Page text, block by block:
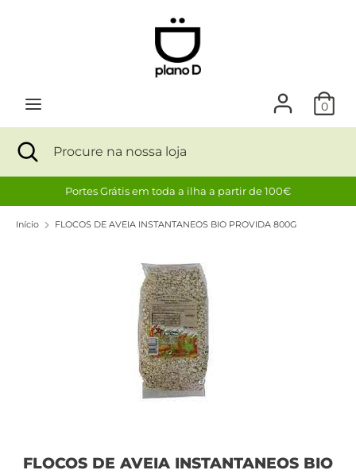
0
loja
ProcurarProcure
nossa
Fechar
Portes Grátis em toda a ilha a partir de 100€
Início FLOCOS DE AVEIA INSTANTANEOS BIO PROVIDA 800G
FLOCOS DE AVEIA INSTANTANEOS BIO